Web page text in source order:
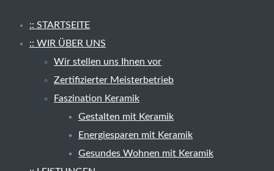
:: STARTSEITE
:: WIR ÜBER UNS
Wir stellen uns Ihnen vor
Zertifizierter Meisterbetrieb
Faszination Keramik
Gestalten mit Keramik
Energiesparen mit Keramik
Gesundes Wohnen mit Keramik